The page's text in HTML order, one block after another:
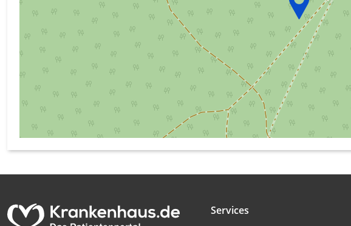
Services
Messung der Performance von Inhalten
Analyse von Zielgruppen durch Statistiken oder Kombinationen von Daten aus
verschiedenen Quellen
Entwicklung und Verbesserung der Angebote
Verwendung reduzierter Daten zur Auswahl von Inhalten
IAB-Besonderheiten:
Verwendung genauer Standortdaten
Geräte anhand von aktiv angeforderten Informationen identifizieren
Nicht-IAB-Verarbeitungszwecke:
Performance